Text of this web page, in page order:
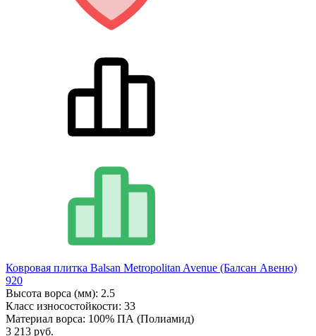
Ковровая плитка Balsan Metropolitan Avenue (Балсан Авеню)
920
Высота ворса (мм): 2.5
Класс износостойкости: 33
Материал ворса: 100% ПА (Полиамид)
3 213 руб.